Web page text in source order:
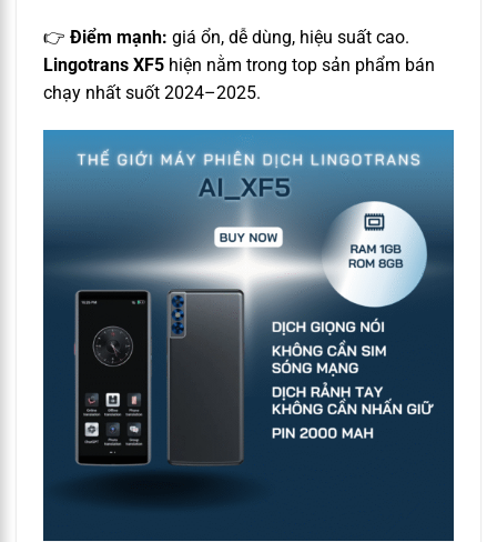
👉 Điểm mạnh: giá ổn, dễ dùng, hiệu suất cao.
Lingotrans XF5 hiện nằm trong top sản phẩm bán
chạy nhất suốt 2024–2025.